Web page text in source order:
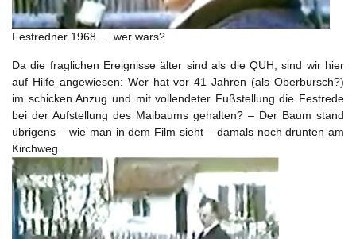
Festredner 1968 … wer wars?
Da die fraglichen Ereignisse älter sind als die QUH, sind wir hier
auf Hilfe angewiesen: Wer hat vor 41 Jahren (als Oberbursch?)
im schicken Anzug und mit vollendeter Fußstellung die Festrede
bei der Aufstellung des Maibaums gehalten? – Der Baum stand
übrigens – wie man in dem Film sieht – damals noch drunten am
Kirchweg.